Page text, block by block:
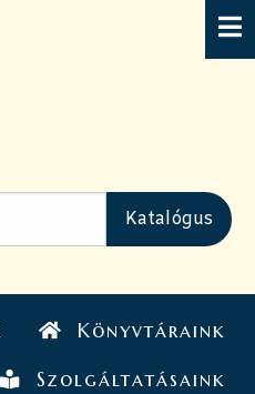
Könyvtáraink
Szolgáltatásaink